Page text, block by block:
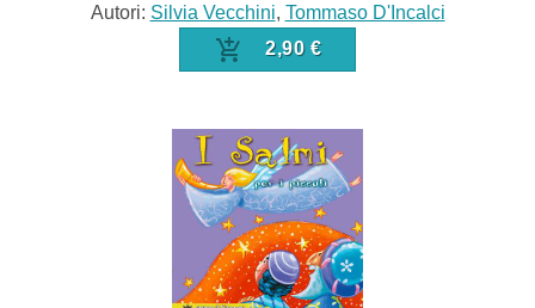
Autori: Silvia Vecchini, Tommaso D'Incalci
2,90 €